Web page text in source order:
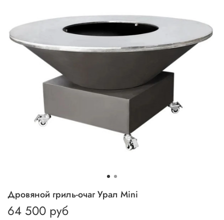
Дровяной гриль-очаг Урал Mini
64 500 руб